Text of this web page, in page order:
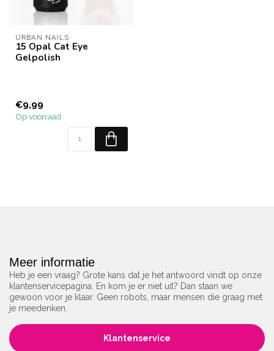
URBAN NAILS
15 Opal Cat Eye
Gelpolish
€9,99
Op voorraad
Meer informatie
Heb je een vraag? Grote kans dat je het antwoord vindt op onze
klantenservicepagina. En kom je er niet uit? Dan staan we
gewoon voor je klaar. Geen robots, maar mensen die graag met
je meedenken.
Klantenservice